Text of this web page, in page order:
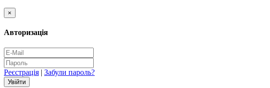
×
Авторизація
Реєстрація | Забули пароль?